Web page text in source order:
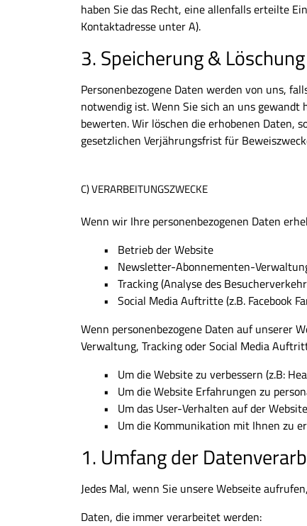
haben Sie das Recht, eine allenfalls erteilte
Kontaktadresse unter A).
3. Speicherung &
Personenbezogene Daten werden von uns,
notwendig ist. Wenn Sie sich an uns
bewerten. Wir löschen die erhobenen Daten,
gesetzlichen Verjährungsfrist für
C) VERARBEITUNGSZWECKE
Wenn wir Ihre personenbezogenen Daten
Betrieb der Website
Newsletter-Abonnementen-
Tracking (Analyse des
Social Media Auftritte (z.B. Facebook
Wenn personenbezogene Daten auf unserer
Verwaltung, Tracking oder Social Media
Um die Website zu verbessern (z.B:
Um die Website Erfahrungen zu
Um das User-Verhalten auf der
Um die Kommunikation mit Ihnen zu
1. Umfang der
Jedes Mal, wenn Sie unsere Webseite
Daten, die immer verarbeitet werden: